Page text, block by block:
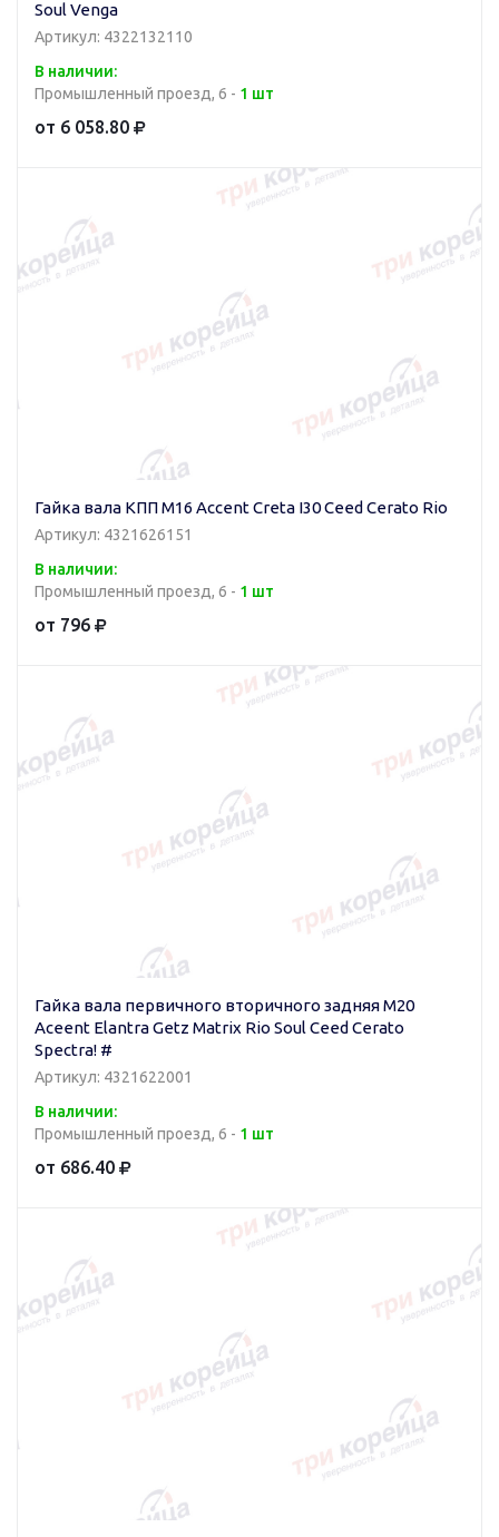
Soul Venga
Артикул: 4322132110
В наличии:
Промышленный проезд, 6 - 1 шт
от 6 058.80
Гайка вала КПП М16 Accent Creta I30 Ceed Cerato Rio
Артикул: 4321626151
В наличии:
Промышленный проезд, 6 - 1 шт
от 796
Гайка вала первичного вторичного задняя M20
Aceent Elantra Getz Matrix Rio Soul Ceed Cerato
Spectra! #
Артикул: 4321622001
В наличии:
Промышленный проезд, 6 - 1 шт
от 686.40